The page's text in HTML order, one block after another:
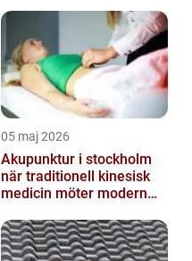
05 maj 2026
Akupunktur i stockholm
när traditionell kinesisk
medicin möter modern